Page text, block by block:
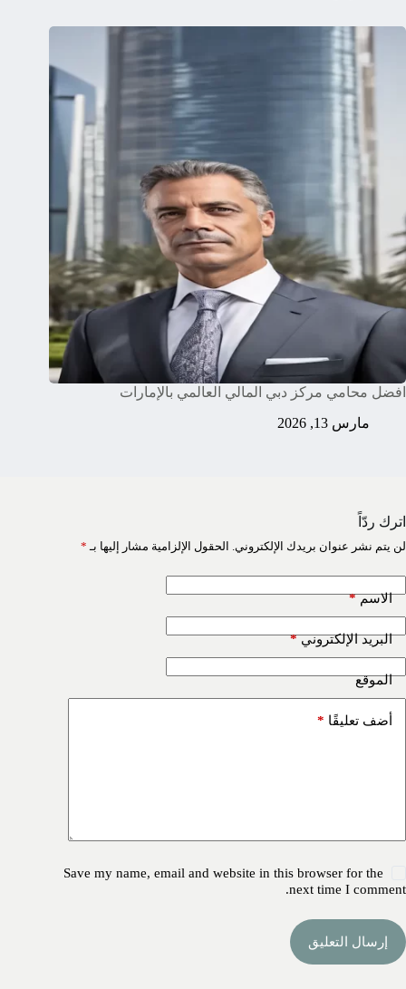
افضل محامي مركز دبي المالي العالمي بالإمارات
مارس 13, 2026
اترك ردّاً
لن يتم نشر عنوان بريدك الإلكتروني. الحقول الإلزامية مشار إليها بـ *
الاسم*
البريد الإلكتروني*
الموقع
أضف تعليقًا *
Save my name, email and website in this browser for the
next time I comment.
إرسال التعليق